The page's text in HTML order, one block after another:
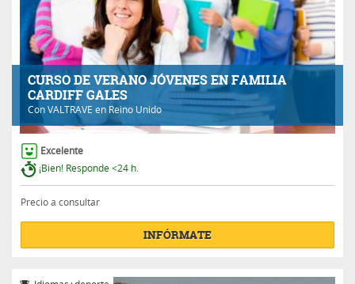
CURSO DE VERANO JÓVENES EN FAMILIA
CARDIFF GALES
ConVALTRAVE en Reino Unido
Excelente
¡Bien! Responde <24 h.
Precio a consultar
INFÓRMATE